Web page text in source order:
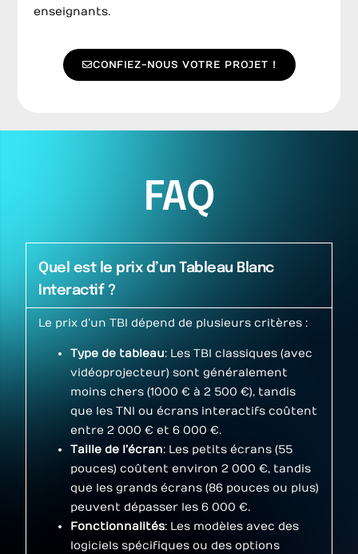
enseignants.
CONFIEZ-NOUS VOTRE PROJET !
FAQ
Quel est le prix d’un Tableau Blanc
Interactif ?
Le prix d’un TBI dépend de plusieurs critères :
Type de tableau: Les TBI classiques (avec
vidéoprojecteur) sont généralement
moins chers (1000 € à 2 500 €), tandis
que les TNI ou écrans interactifs coûtent
entre 2 000 € et 6 000 €.
Taille de l’écran: Les petits écrans (55
pouces) coûtent environ 2 000 €, tandis
que les grands écrans (86 pouces ou plus)
peuvent dépasser les 6 000 €.
Fonctionnalités: Les modèles avec des
logiciels spécifiques ou des options